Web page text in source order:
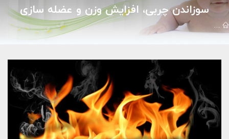
سوزاندن چربی، افزایش وزن و عضله سازی
علوم پزشکی تغذیه و رژیم سوزاندن چربی، افزایش وزن